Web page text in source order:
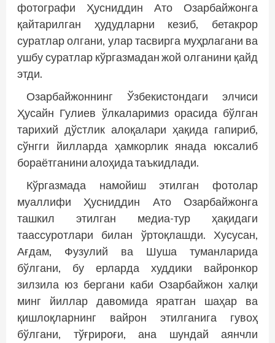
фотографи Ҳусниддин Ато Озарбайжонга
қайтарилган ҳудудларни кезиб, бетакрор
суратлар олгани, улар тас­вирга муҳрлагани ва
ушбу суратлар кўргазмадан жой олганини қайд
этди.
Озарбайжоннинг Ўзбекистондаги элчиси
Ҳусайн Гулиев ўлкаларимиз орасида бўлган
тарихий дўстлик алоқалари ҳақида гапириб,
сўнгги йилларда ҳамкорлик янада юксалиб
бораётганини алоҳида таъкидлади.
Кўргазмада намойиш этилган фотолар
муаллифи Ҳусниддин Ато Озарбайжонга
ташкил этилган медиа-тур ҳақидаги
таассуротлари билан ўртоқлашди. Хусусан,
Ағдам, Фузулий ва Шуша туманларида
бўлгани, бу ерларда худдики вайронкор
зилзила юз бергани каби Озарбайжон халқи
минг йиллар давомида яратган шаҳар ва
қишлоқларнинг вайрон этилганига гувоҳ
бўлгани, тўғрироғи, ана шундай аянчли